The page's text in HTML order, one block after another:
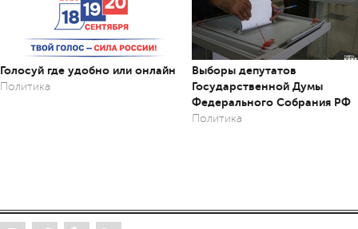
Голосуй где удобно или онлайн
Политика
Выборы депутатов
Государственной Думы
Федерального Собрания РФ
Политика